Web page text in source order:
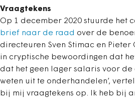
Vraagtekens
Op 1 december 2020 stuurde het
brief naar de raad over de
directeuren Sven Stimac en Pieter
in cryptische bewoordingen dat
dat het geen lager salaris voor de
weten uit te onderhandelen’,
bij mij vraagtekens op. Ik heb bij